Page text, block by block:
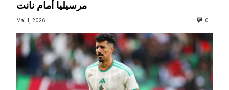
مرسيليا أمام نانت
Mai 1, 2026 0